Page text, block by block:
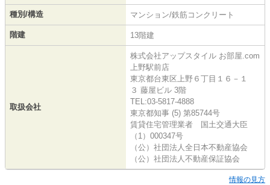
種別/構造 マンション/鉄筋コンクリート
階建 13階建
取扱会社
株式会社アップスタイル お部屋.com
上野駅前店
東京都台東区上野６丁目１６－１
３ 藤屋ビル 3階
TEL:03-5817-4888
東京都知事 (5) 第85744号
賃貸住宅管理業者 国土交通大臣
（1）000347号
（公）社団法人全日本不動産協会
（公）社団法人不動産保証協会
情報の見方